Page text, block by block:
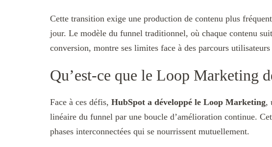
Cette transition exige une production de contenu plus
jour. Le modèle du funnel traditionnel, où chaque contenu
conversion, montre ses limites face à des parcours
Qu’est-ce que le Loop Marketing
Face à ces défis, HubSpot a développé le Loop Marketing,
linéaire du funnel par une boucle d’amélioration continue.
phases interconnectées qui se nourrissent mutuellement.